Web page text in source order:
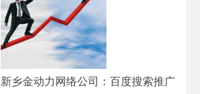
新乡金动力网络公司：百度搜索推广